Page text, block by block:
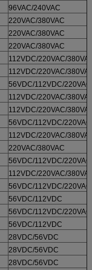
96VAC/240VAC
220VAC/380VAC
220VAC/380VAC
220VAC/380VAC
112VDC/220VAC/
112VDC/220VAC/
56VDC/112VDC/
112VDC/220VAC/
112VDC/220VAC/
56VDC/112VDC/220VAC
112VDC/220VAC/
220VAC/380VAC
56VDC/112VDC/220VAC
112VDC/220VAC/
56VDC/112VDC/220VAC
56VDC/112VDC
56VDC/112VDC/220VAC
56VDC/112VDC
28VDC/56VDC
28VDC/56VDC
28VDC/56VDC